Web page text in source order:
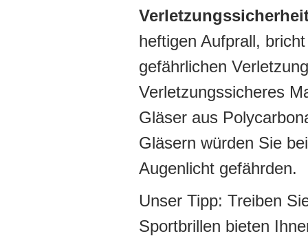
heftigen Aufprall,
gefährlichen
Verletzungssicheres
Gläser aus
Gläsern würden Sie
Augenlicht gefährden.
Unser Tipp: Treiben
Sportbrillen bieten